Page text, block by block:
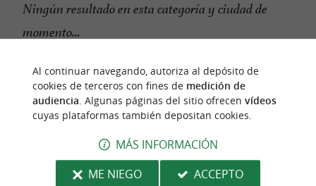
Ningún resultado en esta categoría y ciudad de
momento...
n
u
e
s
t
r
o
f
a
v
o
r
i
t
o
Al continuar navegando, autoriza al depósito de
cookies de terceros con fines de medición de
audiencia . Algunas páginas del sitio ofrecen vídeos
cuyas plataformas también depositan cookies.
MÁS INFORMACIÓN
ME NIEGO
ACCEPTO